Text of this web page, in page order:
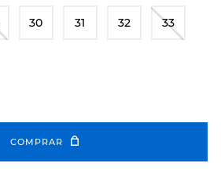
30 31 32 33
COMPRAR